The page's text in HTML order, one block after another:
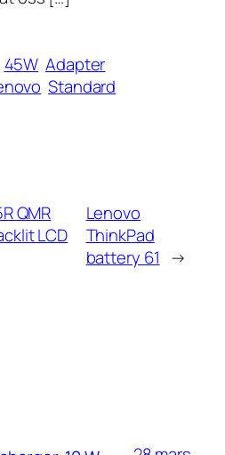
45W Adapter
Standard
QMR
LCD
Lenovo
ThinkPad
battery 61 →